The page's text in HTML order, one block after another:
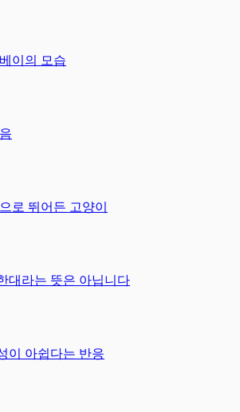
이의 모습
로 뛰어든 고양이
대라는 뜻은 아닙니다
이 아쉽다는 반응